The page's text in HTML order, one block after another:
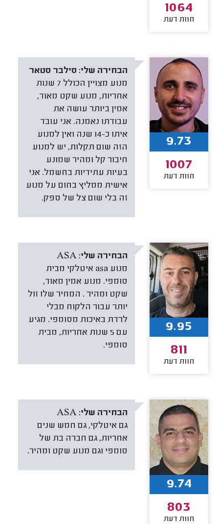
1064
חוות דעת
הבחירה שלי: סילבר סטאר
מנוע מצויין הכולל 7 שנות
אחריות, מנוע שקט מאוד,
אמין ביותר עושה את
עבודתו נאמנה. אני עובד
איתו כ-14 שנה ואין למנוע
הזה שום תקלות, יש למנוע
חיבור קל ומהיר שמונע
בעיות עתידיות בחשמל. אני
אישית ממליץ בחום על מנוע
זה בלי שום צל של ספק.
9.73
1007
חוות דעת
הבחירה שלי: ASA
מנוע asa איטלקי מבית
סומפי. מנוע אמין מאוד,
שקט ומהיר . המחיר שלו זול
יותר עבור הלקוח מבלי
לרדת באיכות מסומפי. מגיע
עם 5 שנות אחריות, מבית
סומפי.
9.95
811
חוות דעת
הבחירה שלי: ASA
גם איטלקי, גם חמש שנים
אחריות, גם חברה בת של
סומפי וגם מנוע שקט ומהיר.
9.74
803
חוות דעת